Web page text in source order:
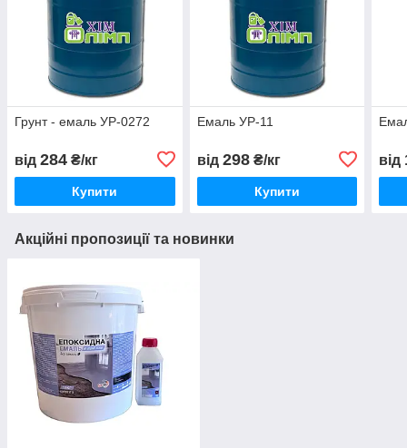
Грунт - емаль УР-0272
від 284 ₴/кг
Купити
Емаль УР-11
від 298₴/кг
Купити
від
Акційні пропозиції та новинки